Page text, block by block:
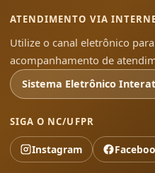
ATENDIMENTO VIA
Utilize o canal eletrônico
acompanhamento de
Sistema Eletrônico
SIGA O NC/UFPR
Instagram